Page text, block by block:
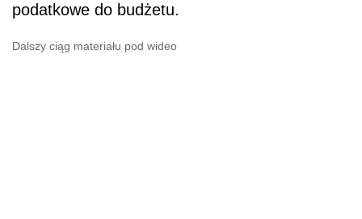
podatkowe do budżetu.
Dalszy ciąg materiału pod wideo